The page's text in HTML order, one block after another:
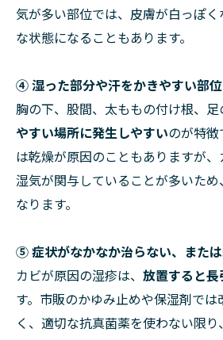
気が多い部位では、皮膚が白っぽく
な状態になることもあります。
④ 湿った部分や汗をかきやすい部
胸の下、股間、太ももの付け根、足
やすい場所に発生しやすいのが特
は乾燥が原因のこともありますが
湿気が関与していることが多いた
なります。
⑤ 症状がなかなか治らない、また
カビが原因の湿疹は、 放置すると長
す。市販のかゆみ止めや保湿剤で
く、適切な抗真菌薬を使わない限